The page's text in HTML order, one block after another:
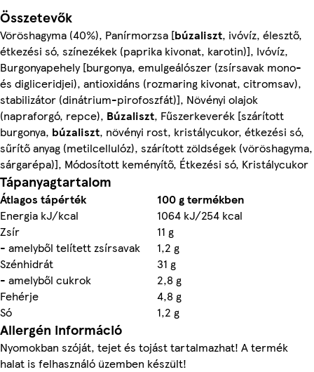
Összetevők
Vöröshagyma (40%), Panírmorzsa [búzaliszt, ivóvíz, élesztő,
étkezési só, színezékek (paprika kivonat, karotin)], Ivóvíz,
Burgonyapehely [burgonya, emulgeálószer (zsírsavak mono-
és digliceridjei), antioxidáns (rozmaring kivonat, citromsav),
stabilizátor (dinátrium-pirofoszfát)], Növényi olajok
(napraforgó, repce), Búzaliszt, Fűszerkeverék [szárított
burgonya, búzaliszt, növényi rost, kristálycukor, étkezési só,
sűrítő anyag (metilcellulóz), szárított zöldségek (vöröshagyma,
sárgarépa)], Módosított keményítő, Étkezési só, Kristálycukor
Tápanyagtartalom
Átlagos tápérték
100 g termékben
Energia kJ/kcal
1064 kJ/254 kcal
Zsír
11 g
- amelyből telített zsírsavak
1,2 g
Szénhidrát
31 g
- amelyből cukrok
2,8 g
Fehérje
4,8 g
Só
1,2 g
Allergén információ
Nyomokban szóját, tejet és tojást tartalmazhat! A termék
halat is felhasználó üzemben készült!